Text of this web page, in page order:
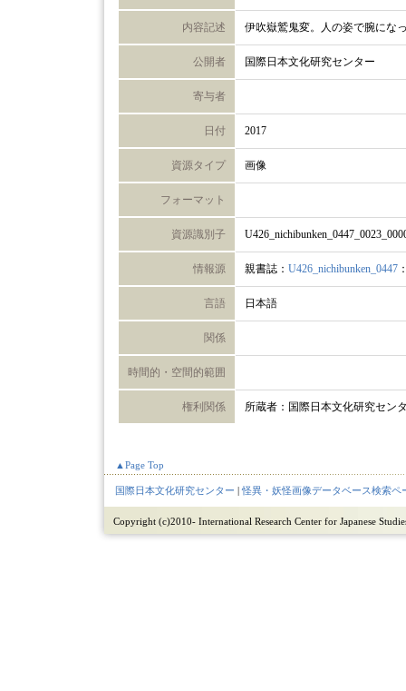
内容記述 伊吹嶽鷲鬼変。人の姿で腕にな
公開者 国際日本文化研究センター
寄与者
日付 2017
資源タイプ 画像
フォーマット
資源識別子
情報源 親書誌： U426_nichibunken_0447
言語 日本語
関係
時間的・空間的範囲
権利関係 所蔵者：国際日本文化研究セン
▲Page Top
国際日本文化研究センター |怪異・妖怪画像データベース検索ペ
Copyright (c)2010- International Research Center for Japanese